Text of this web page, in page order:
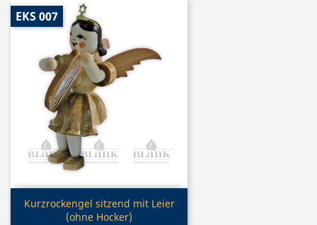
Vorschau
Kurzrockengel sitzend mit Leier
(ohne Hocker)
EKS 007